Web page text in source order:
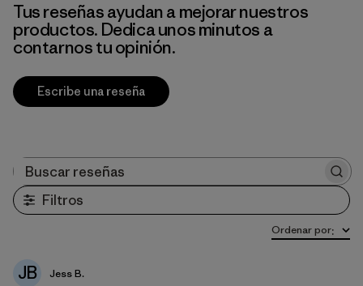
Tus reseñas ayudan a mejorar nuestros
productos. Dedica unos minutos a
contarnos tu opinión.
Escribe una reseña
Filtros
Ordenar por:
JB Jess B.